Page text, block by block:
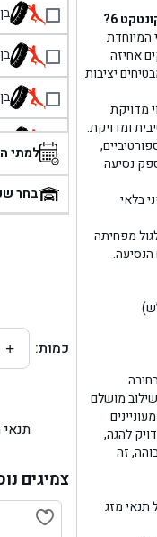
6?
המיוחדת
אחיזה
יציבות
מדויקת
ומדויקת.
נסיעה
בלאי
מפחיתה
6 הוא הבחירה
מושלם
להגה,
זה
תנאי מזג
בן
בן
בן
בן
בן
למתי
בחר
כמות: +
צמיגים